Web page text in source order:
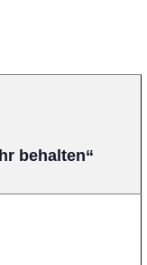
behalten“